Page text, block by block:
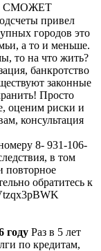
СМОЖЕТ
привел
городов это
а то и меньше.
то на что жить?
банкротство
законные
Просто
оценим риски и
консультация
8- 931-106-
в том
повторное
обратитесь к
году Раз в 5 лет
по кредитам,